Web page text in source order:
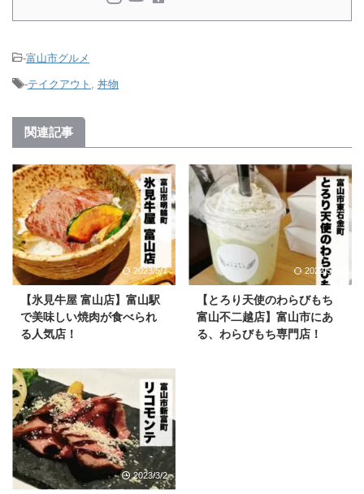
-富山市グルメ
-テイクアウト , 丼物
関連記事
2023/5/7
【氷見牛屋 富山店】富山駅
で美味しい焼肉が食べられ
る人気店！
2023/5/13
【とろり天使のわらびもち
富山不二越店】富山市にあ
る、わらびもち専門店！
2023/3/2